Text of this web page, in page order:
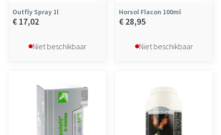
Outfly Spray 1l
€ 17,02
Niet beschikbaar
Horsol Flacon 100ml
€ 28,95
Niet beschikbaar